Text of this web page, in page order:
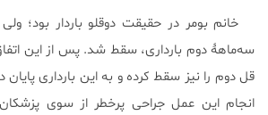
خانم بومر در حقیقت دوقلو باردار بود؛
سه‌ماهۀ دوم بارداری، سقط شد. پس از این
قل دوم را نیز سقط کرده و به این بارداری
انجام این عمل جراحی پرخطر از سوی